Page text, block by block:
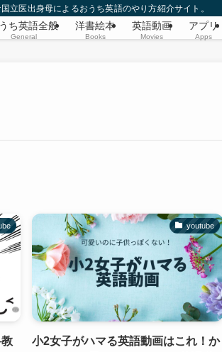
立医出身母によるおうち英語のやり方紹介サイト。
ち英語全般
General
洋書絵本
Books
英語動画
Movies
アプリ
Apps
youtube
小2女子がハマる英語動画はこれ！か